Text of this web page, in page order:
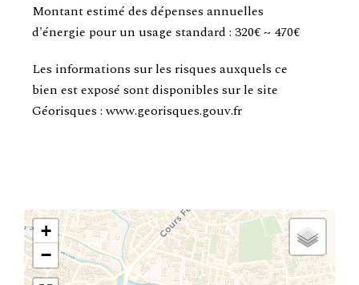
Montant estimé des dépenses annuelles
d'énergie pour un usage standard : 320€ ~ 470€
Les informations sur les risques auxquels ce
bien est exposé sont disponibles sur le site
Géorisques : www.georisques.gouv.fr
+
−